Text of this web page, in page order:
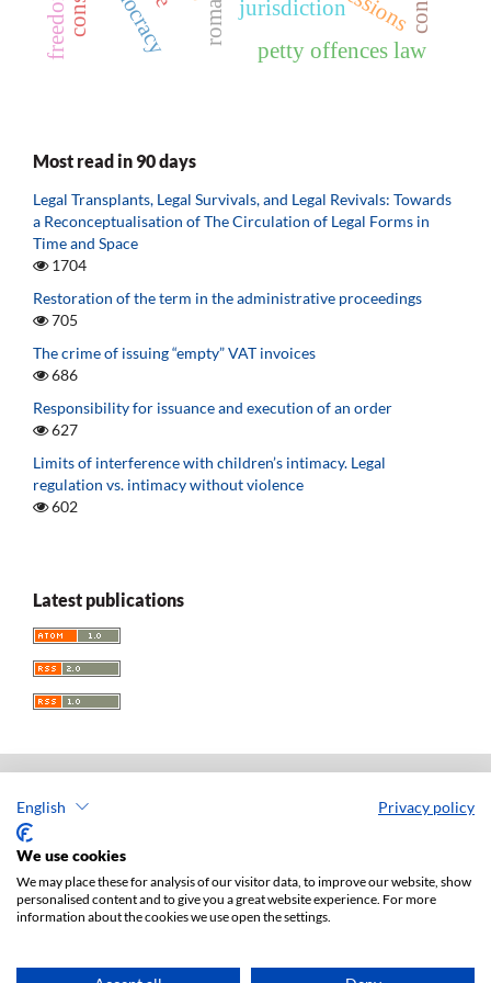
English Privacy policy
We use cookies
We may place these for analysis of our visitor data, to improve our website, show
personalised content and to give you a great website experience. For more
information about the cookies we use open the settings.
jurisdiction
petty offences law
Most read in 90 days
Legal Transplants, Legal Survivals, and Legal Revivals: Towards
a Reconceptualisation of The Circulation of Legal Forms in
Time and Space
1704
Restoration of the term in the administrative proceedings
705
The crime of issuing “empty” VAT invoices
686
Responsibility for issuance and execution of an order
627
Limits of interference with children’s intimacy. Legal
regulation vs. intimacy without violence
602
Latest publications
Acta Universitatis Lodziensis. Folia Iuridica
ISSN: 0208-6069
Publisher: Lodz University Press (website)
Publisher's office: